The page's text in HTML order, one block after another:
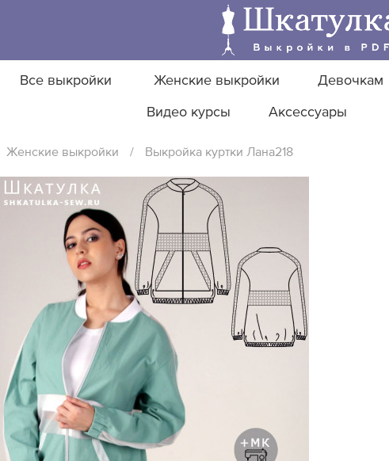
Все выкройки Женские выкройки Девочкам
Видео курсы Аксессуары
Женские выкройки / Выкройка куртки Лана218